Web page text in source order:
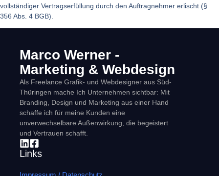
vollständiger Vertragserfüllung durch den Auftragnehmer erlischt (§
356 Abs. 4 BGB).
Marco Werner -
Marketing & Webdesign
Als Freelance Grafik- und Webdesigner aus Süd-
Thüringen mache Ich Unternehmen sichtbar: Mit
Branding, Design und Marketing aus einer Hand
schaffe ich für meine Kunden eine
unverwechselbare Außenwirkung, die begeistert
und Vertrauen schafft.
Links